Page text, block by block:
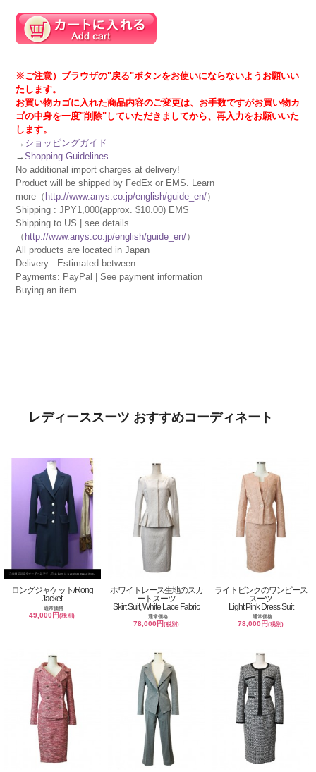
※ご注意）ブラウザの"戻る"ボタンをお使いにならないようお願いい
たします。
お買い物カゴに入れた商品内容のご変更は、お手数ですがお買い物カ
ゴの中身を一度"削除"していただきましてから、再入力をお願いいた
します。
→ ショッピングガイド
→Shopping Guidelines
No additional import charges at delivery!
Product will be shipped by FedEx or EMS. Learn
more（ http://www.anys.co.jp/english/guide_en/）
Shipping : JPY1,000(approx. $10.00) EMS
Shipping to US | see details
（ http://www.anys.co.jp/english/guide_en/）
All products are located in Japan
Delivery : Estimated between
Payments: PayPal | See payment information
Buying an item
レディーススーツ おすすめコーディネート
ロングジャケット/Rong
Jacket
通常価格
49,000円(税別)
ホワイトレース生地のスカ
ートスーツ
Skirt Suit, White Lace Fabric
通常価格
78,000円(税別)
ライトピンクのワンピース
スーツ
Light Pink Dress Suit
通常価格
78,000円(税別)